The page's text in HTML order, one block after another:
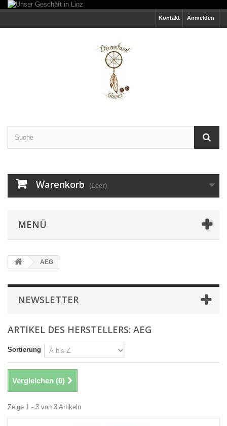
Anmelden
Kontakt
Warenkorb (Leer)
MENÜ
AEG
NEWSLETTER
ARTIKEL DES HERSTELLERS: AEG
Sortierung
Vergleichen (0)
Zeige 1 - 3 von 3 Artikeln